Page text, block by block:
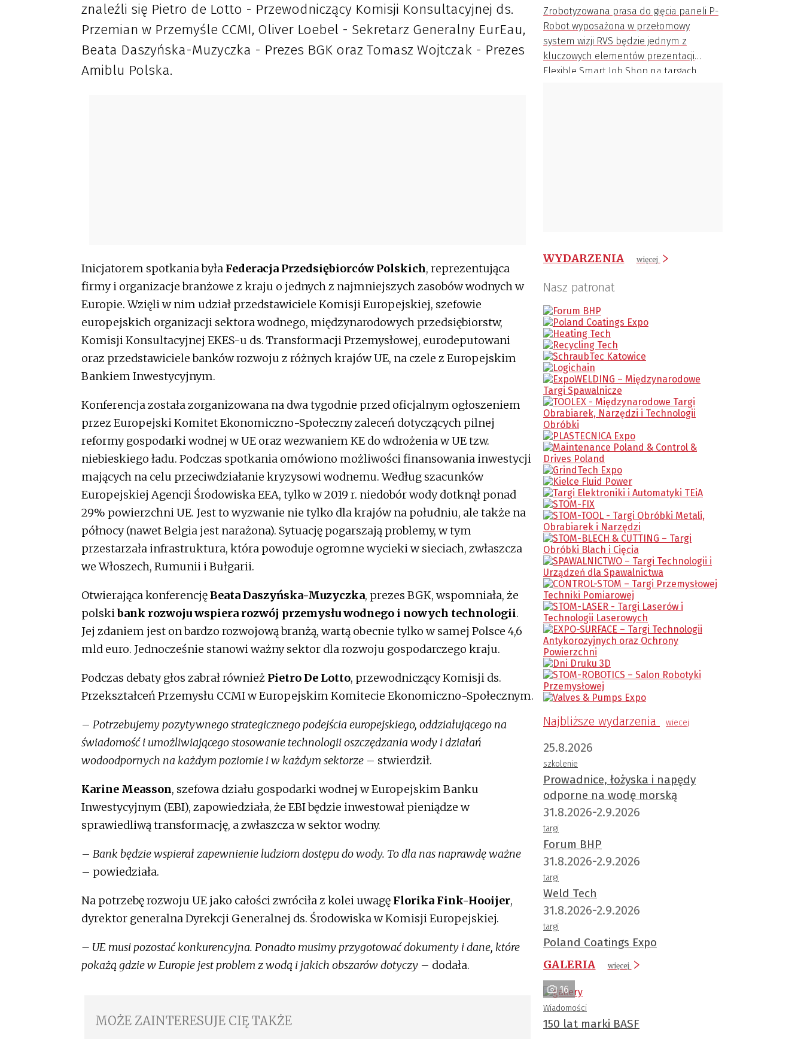
znaleźli się Pietro de Lotto - Przewodniczący Komisji Konsultacyjnej ds.
Przemian w Przemyśle CCMI, Oliver Loebel - Sekretarz Generalny EurEau,
Beata Daszyńska-Muzyczka - Prezes BGK oraz Tomasz Wojtczak - Prezes
Amiblu Polska.
Inicjatorem spotkania była Federacja Przedsiębiorców Polskich, reprezentująca
firmy i organizacje branżowe z kraju o jednych z najmniejszych zasobów wodnych w
Europie. Wzięli w nim udział przedstawiciele Komisji Europejskiej, szefowie
europejskich organizacji sektora wodnego, międzynarodowych przedsiębiorstw,
Komisji Konsultacyjnej EKES-u ds. Transformacji Przemysłowej, eurodeputowani
oraz przedstawiciele banków rozwoju z różnych krajów UE, na czele z Europejskim
Bankiem Inwestycyjnym.
Konferencja została zorganizowana na dwa tygodnie przed oficjalnym ogłoszeniem
przez Europejski Komitet Ekonomiczno-Społeczny zaleceń dotyczących pilnej
reformy gospodarki wodnej w UE oraz wezwaniem KE do wdrożenia w UE tzw.
niebieskiego ładu. Podczas spotkania omówiono możliwości finansowania inwestycji
mających na celu przeciwdziałanie kryzysowi wodnemu. Według szacunków
Europejskiej Agencji Środowiska EEA, tylko w 2019 r. niedobór wody dotknął ponad
29% powierzchni UE. Jest to wyzwanie nie tylko dla krajów na południu, ale także na
północy (nawet Belgia jest narażona). Sytuację pogarszają problemy, w tym
przestarzała infrastruktura, która powoduje ogromne wycieki w sieciach, zwłaszcza
we Włoszech, Rumunii i Bułgarii.
Otwierająca konferencjęBeata Daszyńska-Muzyczka, prezes BGK, wspomniała, że
polskibank rozwoju wspiera rozwój przemysłu wodnego i nowych technologii.
Jej zdaniem jest on bardzo rozwojową branżą, wartą obecnie tylko w samej Polsce 4,6
mld euro. Jednocześnie stanowi ważny sektor dla rozwoju gospodarczego kraju.
Podczas debaty głos zabrał również Pietro De Lotto, przewodniczący Komisji ds.
Przekształceń Przemysłu CCMI w Europejskim Komitecie Ekonomiczno-Społecznym.
– Potrzebujemy pozytywnego strategicznego podejścia europejskiego, oddziałującego na
świadomość i umożliwiającego stosowanie technologii oszczędzania wody i działań
wodoodpornych na każdym poziomie i w każdym sektorze – stwierdził.
Karine Measson, szefowa działu gospodarki wodnej w Europejskim Banku
Inwestycyjnym (EBI), zapowiedziała, że EBI będzie inwestował pieniądze w
sprawiedliwą transformację, a zwłaszcza w sektor wodny.
– Bank będzie wspierał zapewnienie ludziom dostępu do wody. To dla nas naprawdę ważne
– powiedziała.
Na potrzebę rozwoju UE jako całości zwróciła z kolei uwagę Florika Fink-Hooijer,
dyrektor generalna Dyrekcji Generalnej ds. Środowiska w Komisji Europejskiej.
– UE musi pozostać konkurencyjna. Ponadto musimy przygotować dokumenty i dane, które
pokażą gdzie w Europie jest problem z wodą i jakich obszarów dotyczy – dodała.
MOŻE ZAINTERESUJE CIĘ TAKŻE
Zrobotyzowana prasa do gięcia paneli P-
Robot wyposażona w przełomowy
system wizji RVS będzie jednym z
kluczowych elementów prezentacji
Flexible Smart Job Shop na targach
WYDARZENIA więcej
Nasz patronat
Najbliższe wydarzenia wiecej
25.8.2026
szkolenie
Prowadnice, łożyska i napędy
odporne na wodę morską
31.8.2026-2.9.2026
targi
Forum BHP
31.8.2026-2.9.2026
targi
Weld Tech
31.8.2026-2.9.2026
targi
Poland Coatings Expo
GALERIA
więcej
16
Wiadomości
150 lat marki BASF